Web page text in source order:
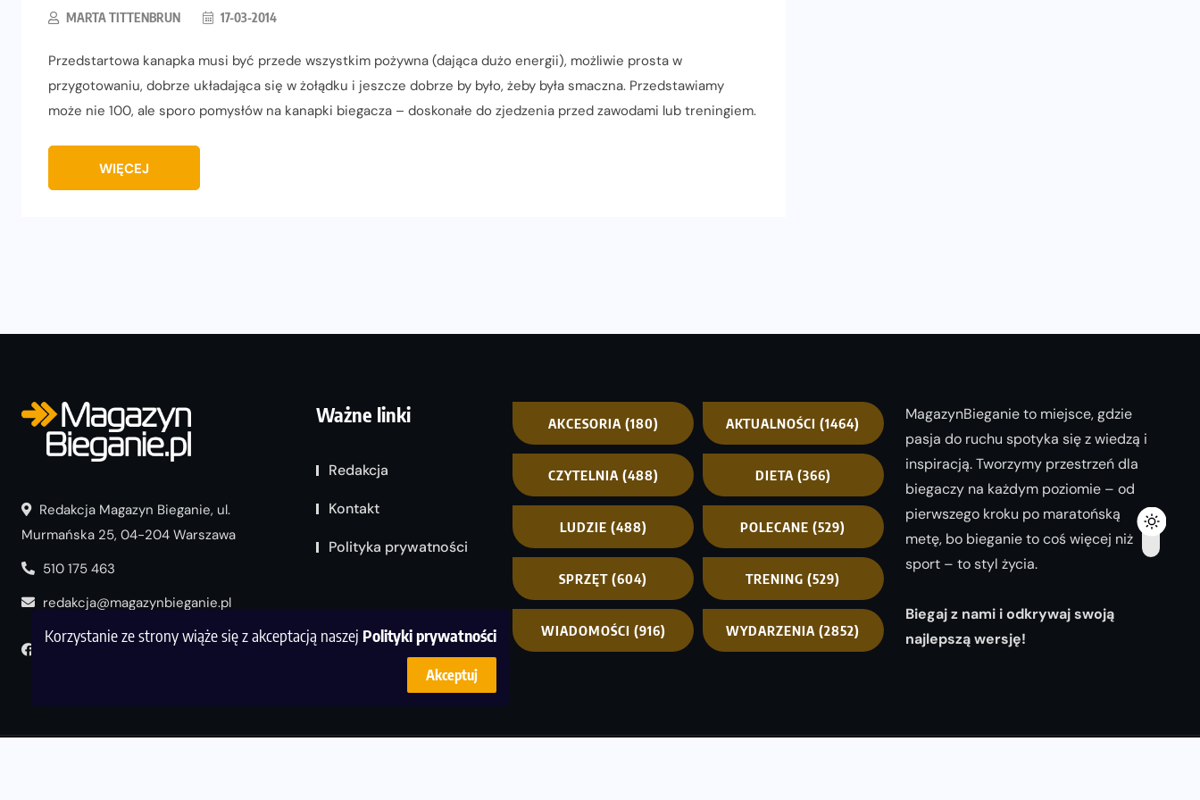
Korzystanie ze strony wiąże się z akceptacją naszej Polityki prywatności
Akceptuj
MARTA TITTENBRUN 17-03-2014
Przedstartowa kanapka musi być przede wszystkim pożywna (dająca dużo energii), możliwie prosta w
przygotowaniu, dobrze układająca się w żołądku i jeszcze dobrze by było, żeby była smaczna. Przedstawiamy
może nie 100, ale sporo pomysłów na kanapki biegacza – doskonałe do zjedzenia przed zawodami lub treningiem.
WIĘCEJ
Redakcja Magazyn Bieganie, ul.
Murmańska 25, 04-204 Warszawa
510 175 463
redakcja@magazynbieganie.pl
Ważne linki
Redakcja
Kontakt
Polityka prywatności
AKCESORIA (180) AKTUALNOŚCI (1464)
CZYTELNIA (488) DIETA (366)
LUDZIE (488) POLECANE (529)
SPRZĘT (604) TRENING (529)
WIADOMOŚCI (916) WYDARZENIA (2852)
MagazynBieganie to miejsce, gdzie
pasja do ruchu spotyka się z wiedzą i
inspiracją. Tworzymy przestrzeń dla
biegaczy na każdym poziomie – od
pierwszego kroku po maratońską
metę, bo bieganie to coś więcej niż
sport – to styl życia.
Biegaj z nami i odkrywaj swoją
najlepszą wersję!